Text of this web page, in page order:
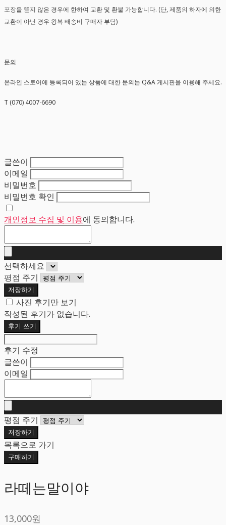
포장을 뜯지 않은 경우에 한하여 교환 및 환불 가능합니다. (단, 제품의 하자에 의한
교환이 아닌 경우 왕복 배송비 구매자 부담)
문의
온라인 스토어에 등록되어 있는 상품에 대한 문의는 Q&A 게시판을 이용해 주세요.
T (070) 4007-6690
글쓴이
이메일
비밀번호
비밀번호 확인
개인정보 수집 및 이용에 동의합니다.
선택하세요
평점 주기
저장하기
사진 후기만 보기
작성된 후기가 없습니다.
후기 쓰기
후기 수정
글쓴이
이메일
평점 주기
저장하기
목록으로 가기
구매하기
라떼는말이야
13,000원